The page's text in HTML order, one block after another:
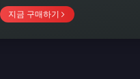
지금 구매하기